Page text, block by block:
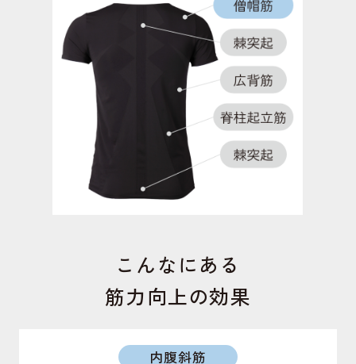
足の内側にあり、モモを閉じる動作で働く筋肉。こ
の筋力が低下するとO脚になりやすくなる。
短内転筋
こんなにある
筋力向上の効果
内腹斜筋